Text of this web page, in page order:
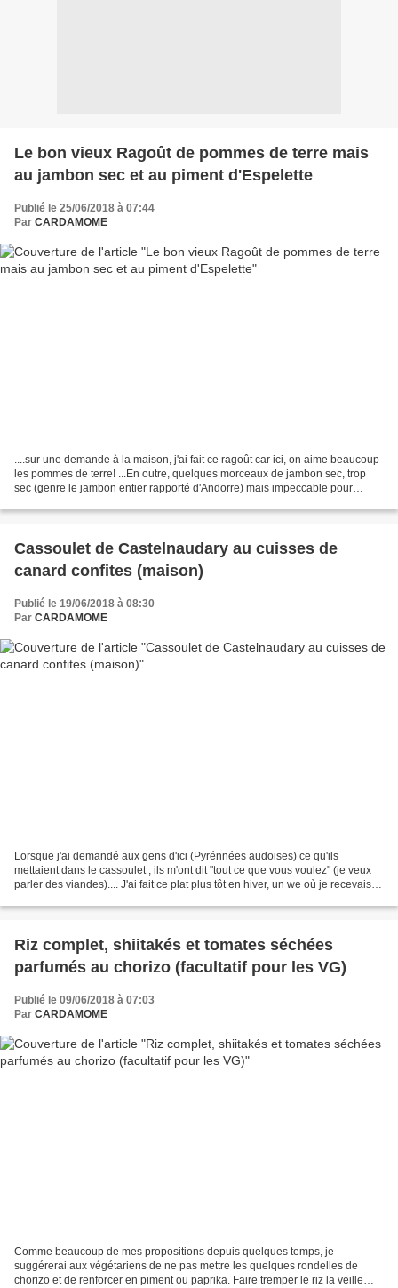
Le bon vieux Ragoût de pommes de terre mais
au jambon sec et au piment d'Espelette
Publié le 25/06/2018 à 07:44
Par CARDAMOME
....sur une demande à la maison, j'ai fait ce ragoût car ici, on aime beaucoup
les pommes de terre! ...En outre, quelques morceaux de jambon sec, trop
sec (genre le jambon entier rapporté d'Andorre) mais impeccable pour
Cassoulet de Castelnaudary au cuisses de
canard confites (maison)
Publié le 19/06/2018 à 08:30
Par CARDAMOME
Lorsque j'ai demandé aux gens d'ici (Pyrénnées audoises) ce qu'ils
mettaient dans le cassoulet , ils m'ont dit "tout ce que vous voulez" (je veux
parler des viandes).... J'ai fait ce plat plus tôt en hiver, un we où je recevais
Riz complet, shiitakés et tomates séchées
parfumés au chorizo (facultatif pour les VG)
Publié le 09/06/2018 à 07:03
Par CARDAMOME
Comme beaucoup de mes propositions depuis quelques temps, je
suggérerai aux végétariens de ne pas mettre les quelques rondelles de
chorizo et de renforcer en piment ou paprika. Faire tremper le riz la veille